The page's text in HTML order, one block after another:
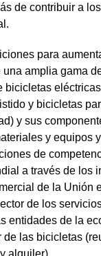
de contribuir a
para
una amplia gama
bicicletas
y bicicletas
y sus
y equipos
de
a través de los
de la Unión
de los
entidades de la
de las bicicletas
alquiler).